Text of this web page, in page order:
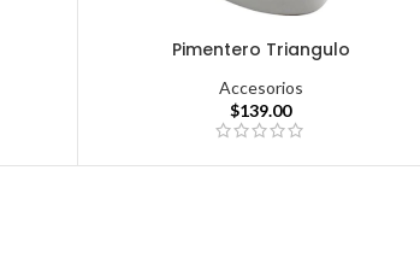
Pimentero Triangulo
Accesorios
$139.00